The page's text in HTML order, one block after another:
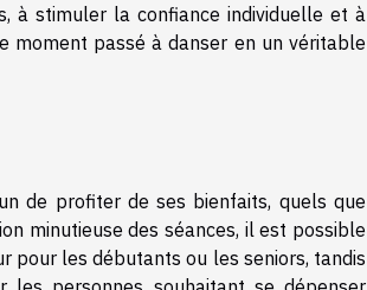
à stimuler la confiance individuelle et à
moment passé à danser en un véritable
de profiter de ses bienfaits, quels que
minutieuse des séances, il est possible
pour les débutants ou les seniors, tandis